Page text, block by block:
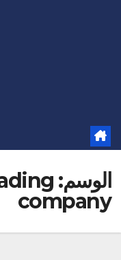
الوسم:
company